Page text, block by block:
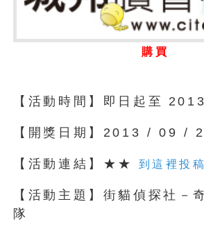
購買
【活動時間】即日起至
【開獎日期】2013 / 09 /
【活動連結】★★ 到這裡投
【活動主題】街貓偵探社－
隊